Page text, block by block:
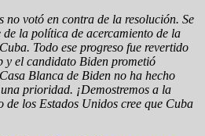
no votó en contra de la resolución. Se
la política de acercamiento de la
Todo ese progreso fue revertido
el candidato Biden prometió
Blanca de Biden no ha hecho
prioridad. ¡Demostremos a la
los Estados Unidos cree que Cuba